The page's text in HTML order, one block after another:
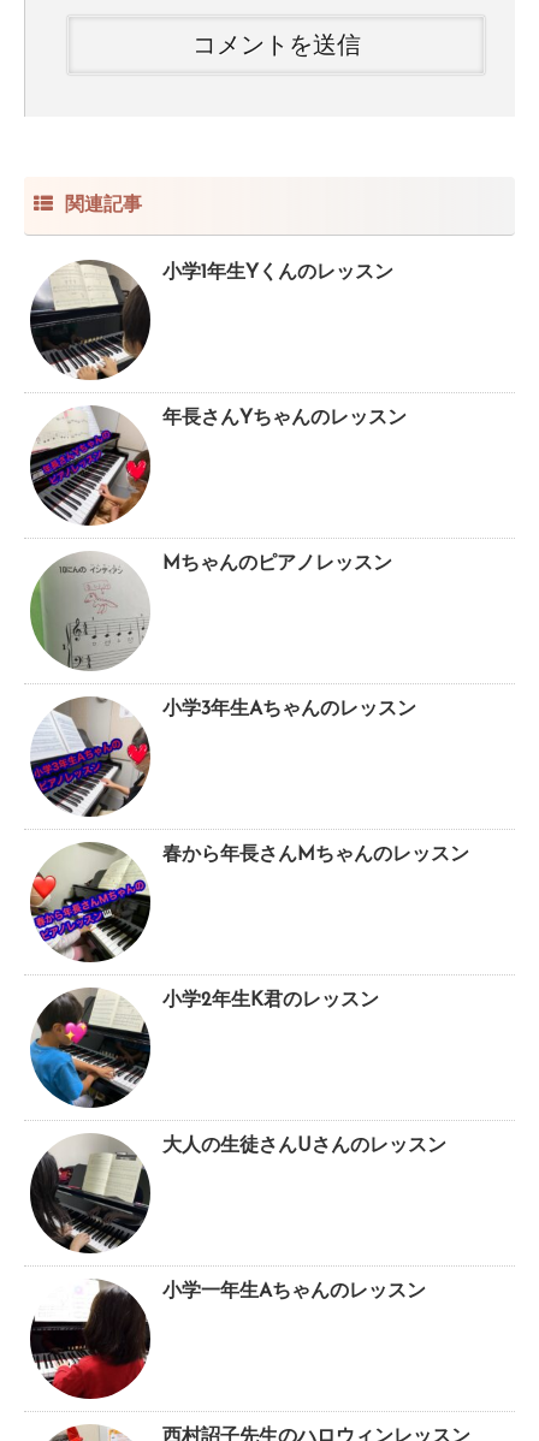
関連記事
小学1年生Yくんのレッスン
年長さんYちゃんのレッスン
Mちゃんのピアノレッスン
小学3年生Aちゃんのレッスン
春から年長さんMちゃんのレッスン
小学2年生K君のレッスン
大人の生徒さんUさんのレッスン
小学一年生Aちゃんのレッスン